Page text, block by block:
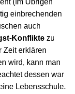
einbrechenden
auch
Konflikte zu
Zeit erklären
wird, kann man
dessen war
Lebensschule.